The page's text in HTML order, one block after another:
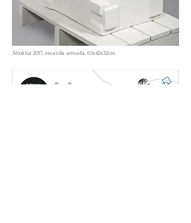
Struktur,2017, escaiola armada, 63x42x32cm.